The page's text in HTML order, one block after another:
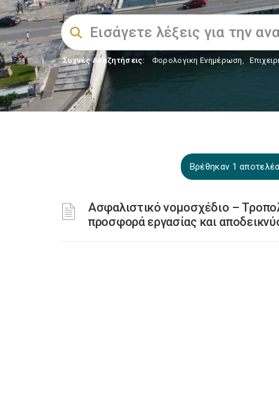
Συχνές Αναζητήσεις: Φορολογικη Ενημέρωση,
Βρέθηκαν 1
Ασφαλιστικό νομοσχέδιο –
προσφορά εργασίας και